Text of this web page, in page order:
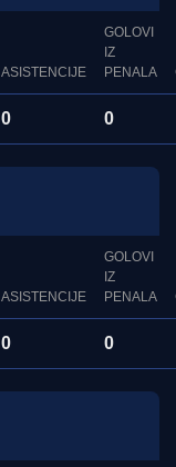
ASISTENCIJE
GOLOVI
IZ
PENALA
0 0
ASISTENCIJE
GOLOVI
IZ
PENALA
0 0